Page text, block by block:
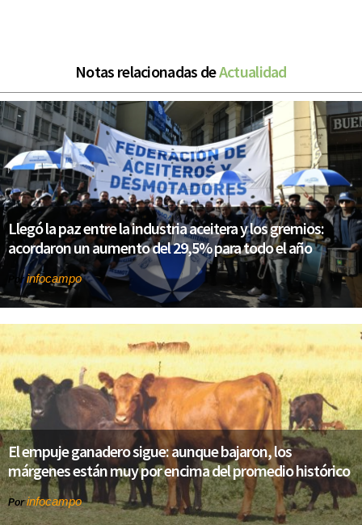
Notas relacionadas deActualidad
Llegó la paz entre la industria aceitera y los gremios:
acordaron un aumento del 29,5% para todo el año
Porinfocampo
El empuje ganadero sigue: aunque bajaron, los
márgenes están muy por encima del promedio histórico
Porinfocampo